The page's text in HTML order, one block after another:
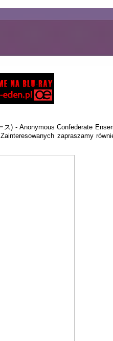
ス) - Anonymous Confederate
zapraszamy